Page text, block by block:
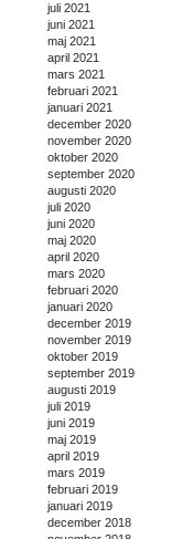
juli 2021
juni 2021
maj 2021
april 2021
mars 2021
februari 2021
januari 2021
december 2020
november 2020
oktober 2020
september 2020
augusti 2020
juli 2020
juni 2020
maj 2020
april 2020
mars 2020
februari 2020
januari 2020
december 2019
november 2019
oktober 2019
september 2019
augusti 2019
juli 2019
juni 2019
maj 2019
april 2019
mars 2019
februari 2019
januari 2019
december 2018